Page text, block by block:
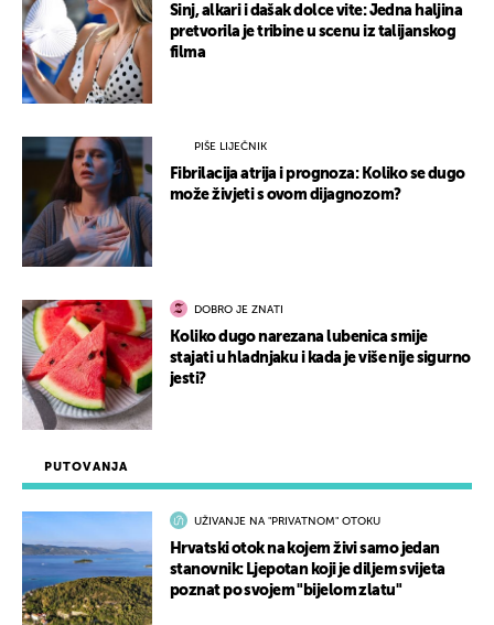
PUTOVANJA
UŽIVANJE NA "PRIVATNOM" OTOKU
Hrvatski otok na kojem živi samo jedan
stanovnik: Ljepotan koji je diljem svijeta
poznat po svojem "bijelom zlatu"
Sinj, alkari i dašak dolce vite: Jedna haljina
pretvorila je tribine u scenu iz talijanskog
filma
PIŠE LIJEČNIK
Fibrilacija atrija i prognoza: Koliko se dugo
može živjeti s ovom dijagnozom?
DOBRO JE ZNATI
Koliko dugo narezana lubenica smije
stajati u hladnjaku i kada je više nije sigurno
jesti?